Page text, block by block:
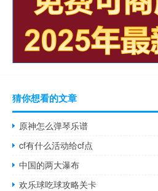
猜你想看的文章
原神怎么弹琴乐谱
cf有什么活动给cf点
中国的两大瀑布
欢乐球吃球攻略关卡